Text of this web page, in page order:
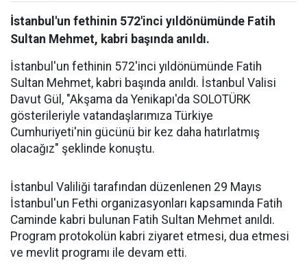
İstanbul'un fethinin 572'inci yıldönümünde Fatih
Sultan Mehmet, kabri başında anıldı.
İstanbul'un fethinin 572'inci yıldönümünde Fatih
Sultan Mehmet, kabri başında anıldı. İstanbul Valisi
Davut Gül, "Akşama da Yenikapı'da SOLOTÜRK
gösterileriyle vatandaşlarımıza Türkiye
Cumhuriyeti'nin gücünü bir kez daha hatırlatmış
olacağız" şeklinde konuştu.
İstanbul Valiliği tarafından düzenlenen 29 Mayıs
İstanbul'un Fethi organizasyonları kapsamında Fatih
Caminde kabri bulunan Fatih Sultan Mehmet anıldı.
Program protokolün kabri ziyaret etmesi, dua etmesi
ve mevlit programı ile devam etti.